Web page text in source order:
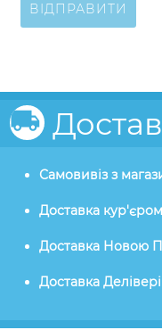
ВІДПРАВИТИ
Самовивіз з
Доставка
Доставка Новою
Доставка